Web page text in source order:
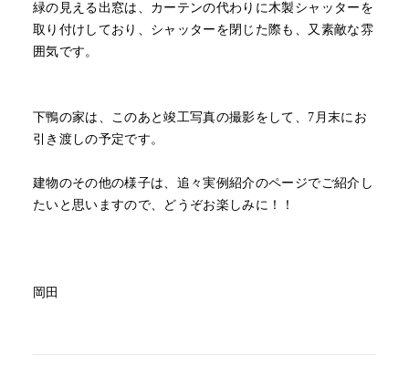
緑の見える出窓は、カーテンの代わりに木製シャッターを
取り付けしており、シャッターを閉じた際も、又素敵な雰
囲気です。
下鴨の家は、このあと竣工写真の撮影をして、7月末にお
引き渡しの予定です。
建物のその他の様子は、追々実例紹介のページでご紹介し
たいと思いますので、どうぞお楽しみに！！
岡田